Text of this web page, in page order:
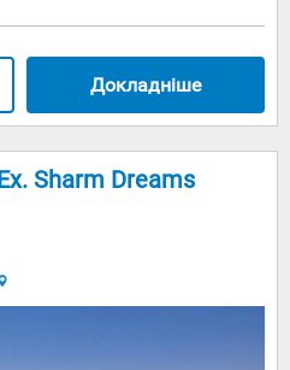
Докладніше
Sharm Dreams